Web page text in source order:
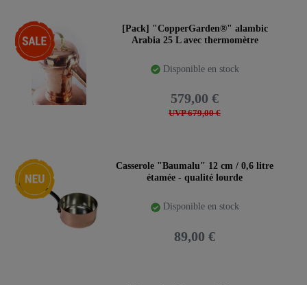
-15%
[Pack] "CopperGarden®" alambic
Arabia 25 L avec thermomètre
Disponible en stock
UVP 679,00 €
579,00 €
Nouveauté
Casserole "Baumalu" 12 cm / 0,6 litre
étamée - qualité lourde
Disponible en stock
89,00 €